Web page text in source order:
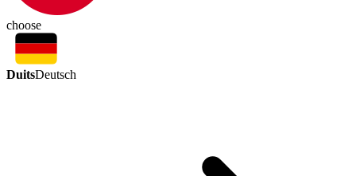
choose
DuitsDeutsch